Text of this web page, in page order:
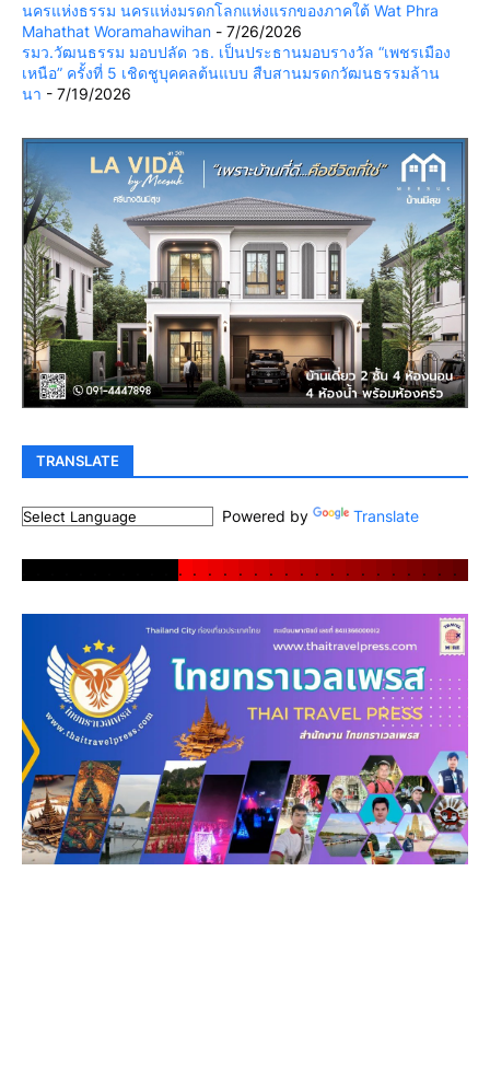
นครแห่งธรรม นครแห่งมรดกโลกแห่งแรกของภาคใต้ Wat Phra
Mahathat Woramahawihan - 7/26/2026
รมว.วัฒนธรรม มอบปลัด วธ. เป็นประธานมอบรางวัล “เพชรเมือง
เหนือ” ครั้งที่ 5 เชิดชูบุคคลต้นแบบ สืบสานมรดกวัฒนธรรมล้าน
นา - 7/19/2026
TRANSLATE
Powered by Translate
. . . . . . . . . . . . . . . . . . .